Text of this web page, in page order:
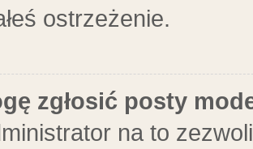
ostrzeżenie.
zgłosić posty
na to